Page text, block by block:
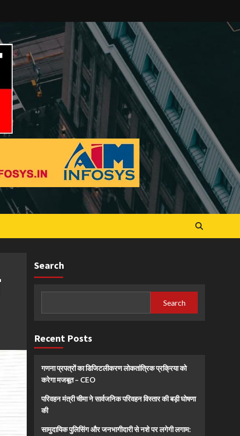
Search
Search
Recent Posts
गणना प्रपत्रों का डिजिटलीकरण लोकतांत्रिक प्रक्रिया को
करेगा मजबूत – CEO
परिवहन मंत्री चीमा ने सार्वजनिक परिवहन विस्तार की बड़ी घोषणा
की
सामुदायिक पुलिसिंग और जनभागीदारी से नशे पर लगेगी लगाम: